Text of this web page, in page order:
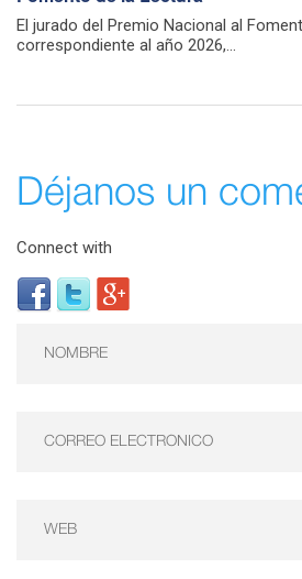
El jurado del Premio Nacional al
correspondiente al año 2026,...
Déjanos un
Connect with